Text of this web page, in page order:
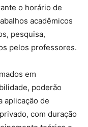
o horário de
acadêmicos
pesquisa,
pelos professores.
em
poderão
aplicação de
com duração